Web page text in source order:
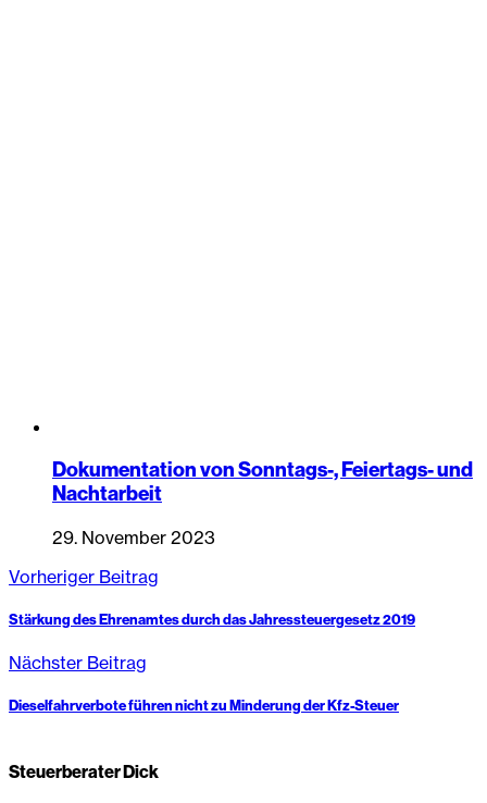
Dokumentation von Sonntags-, Feiertags- und
Nachtarbeit
29. November 2023
Vorheriger Beitrag
Stärkung des Ehrenamtes durch das Jahressteuergesetz 2019
Nächster Beitrag
Dieselfahrverbote führen nicht zu Minderung der Kfz-Steuer
Steuerberater Dick